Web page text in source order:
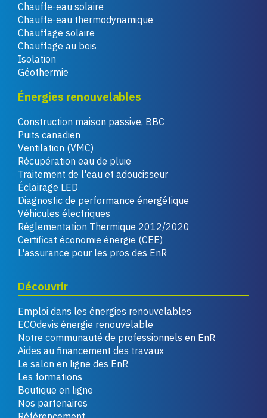
Chauffe-eau solaire
Chauffe-eau thermodynamique
Chauffage solaire
Chauffage au bois
Isolation
Géothermie
Énergies renouvelables
Construction maison passive, BBC
Puits canadien
Ventilation (VMC)
Récupération eau de pluie
Traitement de l'eau et adoucisseur
Éclairage LED
Diagnostic de performance énergétique
Véhicules électriques
Réglementation Thermique 2012/2020
Certificat économie énergie (CEE)
L'assurance pour les pros des EnR
Découvrir
Emploi dans les énergies renouvelables
ECOdevis énergie renouvelable
Notre communauté de professionnels en EnR
Aides au financement des travaux
Le salon en ligne des EnR
Les formations
Boutique en ligne
Nos partenaires